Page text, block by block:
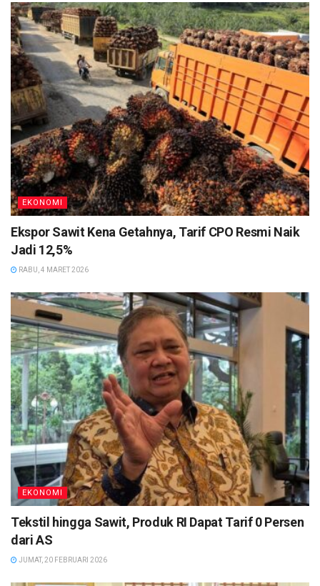
EKONOMI
Ekspor Sawit Kena Getahnya, Tarif CPO Resmi Naik
Jadi 12,5%
RABU, 4 MARET 2026
EKONOMI
Tekstil hingga Sawit, Produk RI Dapat Tarif 0 Persen
dari AS
JUMAT, 20 FEBRUARI 2026